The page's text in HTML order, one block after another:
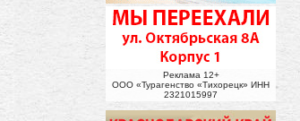
Реклама 12+
ООО «Турагенство «Тихорецк» ИНН
2321015997